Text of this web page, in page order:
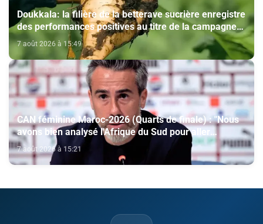
Doukkala: la filière de la betterave sucrière enregistre
des performances positives au titre de la campagne
agricole 2025-2026
7 août 2026 à 15:49
CAN féminine Maroc-2026 (Quarts de finale) : "Nous
avons bien analysé l'Afrique du Sud pour aller
chercher la victoire" (Jorge Vilda)
7 août 2026 à 15:21